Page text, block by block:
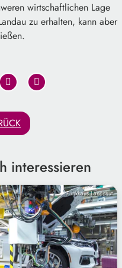
wirtschaftlichen Lage
zu erhalten, kann aber
interessieren
Funkhaus Landshut